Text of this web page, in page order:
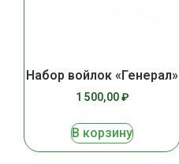
Набор войлок «Генерал»
1 500,00₽
В корзину